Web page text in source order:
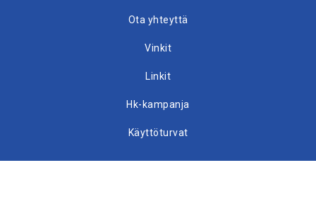
Ota yhteyttä
Vinkit
Linkit
Hk-kampanja
Käyttöturvat